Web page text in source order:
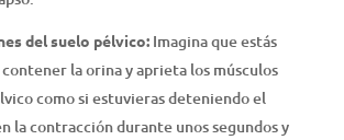
del suelo pélvico: Imagina que estás
la orina y aprieta los músculos
como si estuvieras deteniendo el
la contracción durante unos segundos y